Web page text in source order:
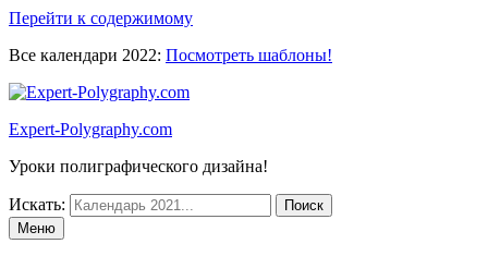
Перейти к содержимому
Все календари 2022: Посмотреть шаблоны!
Expert-Polygraphy.com
Уроки полиграфического дизайна!
Искать:
Меню